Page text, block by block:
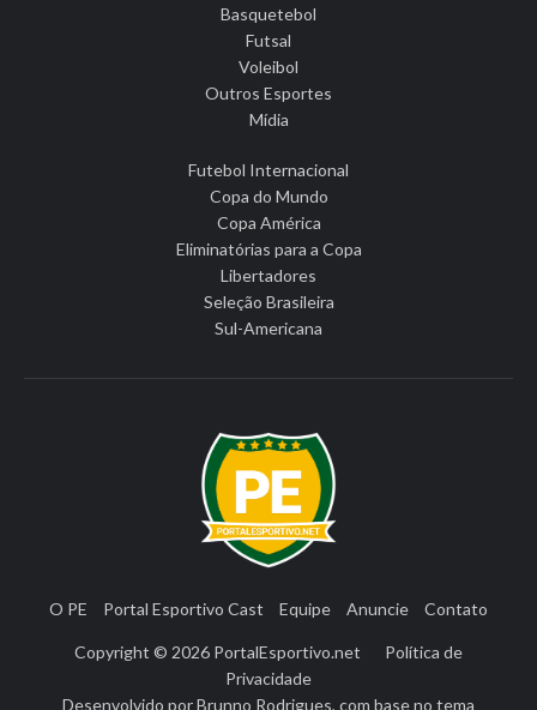
Basquetebol
Futsal
Voleibol
Outros Esportes
Mídia
Futebol Internacional
Copa do Mundo
Copa América
Eliminatórias para a Copa
Libertadores
Seleção Brasileira
Sul-Americana
O PE Portal Esportivo Cast Equipe Anuncie Contato
Copyright © 2026 PortalEsportivo.net
Política de
Privacidade
Desenvolvido porBrunno Rodrigues, com base no tema